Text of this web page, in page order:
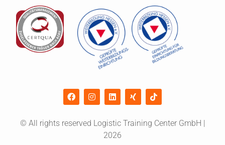
© All rights reserved Logistic Training Center GmbH |
2026